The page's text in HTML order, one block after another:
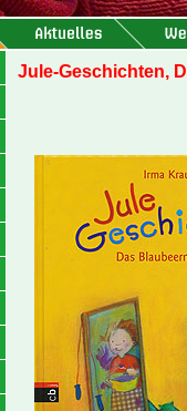
Jule-Geschichten,